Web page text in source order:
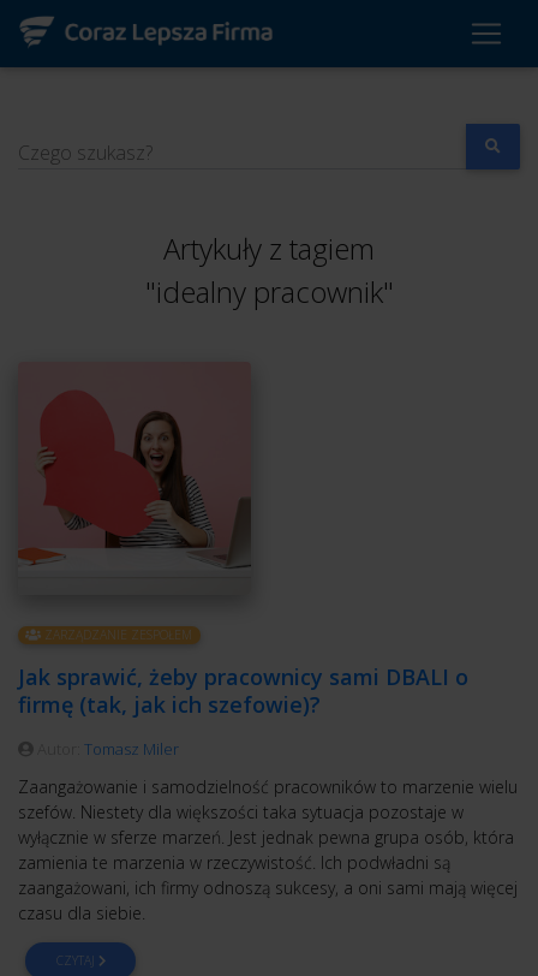
Czego szukasz?
Artykuły z tagiem
"idealny pracownik"
ZARZĄDZANIE ZESPOŁEM
Jak sprawić, żeby pracownicy sami DBALI o
firmę (tak, jak ich szefowie)?
Tomasz Miler
Zaangażowanie i samodzielność pracowników to marzenie wielu
szefów. Niestety dla większości taka sytuacja pozostaje w
wyłącznie w sferze marzeń. Jest jednak pewna grupa osób, która
zamienia te marzenia w rzeczywistość. Ich podwładni są
zaangażowani, ich firmy odnoszą sukcesy, a oni sami mają więcej
czasu dla siebie.
CZYTAJ